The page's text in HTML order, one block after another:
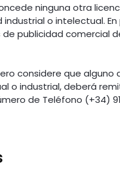
ninguna otra
o intelectual.
publicidad comercial
considere que
o industrial, deberá
de Teléfono (+34)